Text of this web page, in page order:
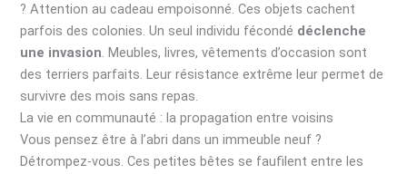
? Attention au cadeau empoisonné. Ces objets cachent
parfois des colonies. Un seul individu fécondé déclenche
une invasion. Meubles, livres, vêtements d’occasion sont
des terriers parfaits. Leur résistance extrême leur permet de
survivre des mois sans repas.
La vie en communauté : la propagation entre voisins
Vous pensez être à l’abri dans un immeuble neuf ?
Détrompez-vous. Ces petites bêtes se faufilent entre les